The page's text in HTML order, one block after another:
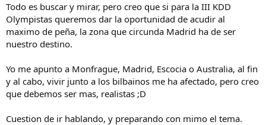
Todo es buscar y mirar, pero creo que si para la III KDD
Olympistas queremos dar la oportunidad de acudir al
maximo de peña, la zona que circunda Madrid ha de ser
nuestro destino.
Yo me apunto a Monfrague, Madrid, Escocia o Australia, al fin
y al cabo, vivir junto a los bilbainos me ha afectado, pero creo
que debemos ser mas, realistas ;D
Cuestion de ir hablando, y preparando con mimo el tema.